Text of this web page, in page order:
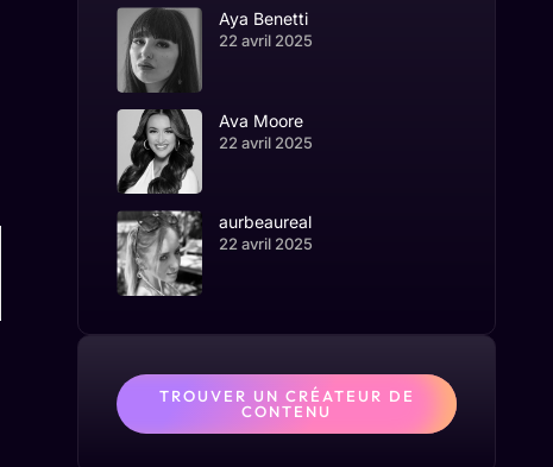
Aya Benetti
22 avril 2025
Ava Moore
22 avril 2025
aurbeaureal
22 avril 2025
TROUVER UN CRÉATEUR DE
CONTENU